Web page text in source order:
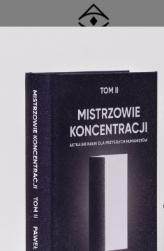
90-DNIOWE PRAWO
Kosmos. Dziesięć
które
Becky